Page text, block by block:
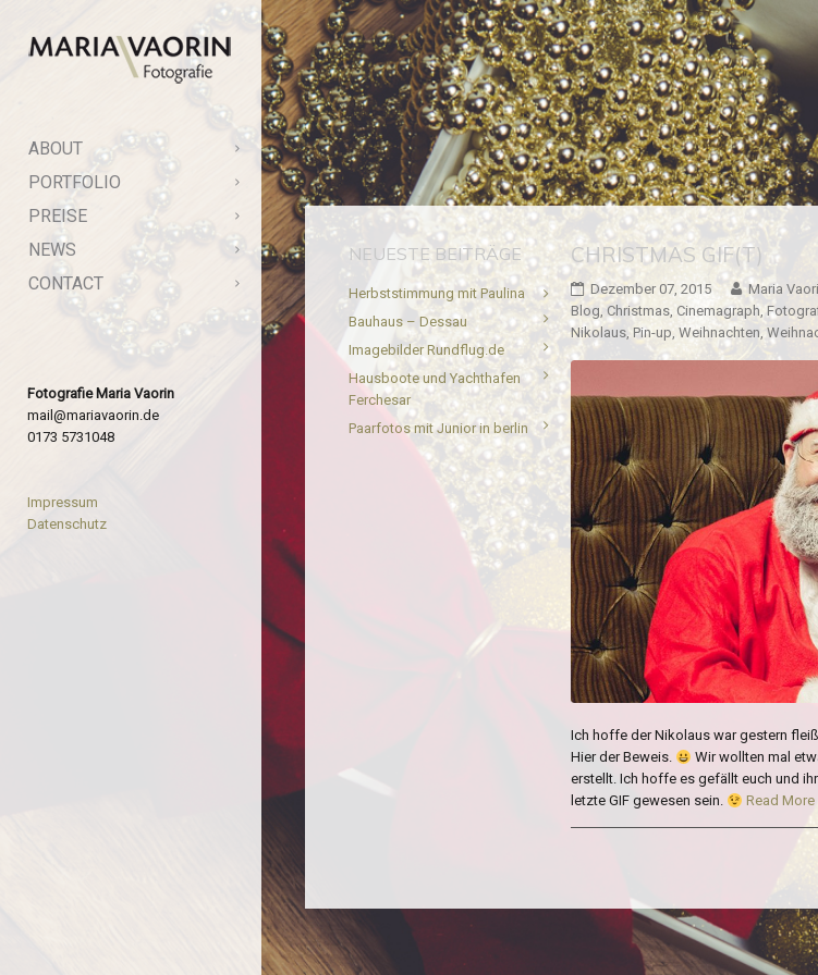
ABOUT
PORTFOLIO
PREISE
NEWS
CONTACT
Fotografie Maria Vaorin
mail@mariavaorin.de
0173 5731048
Impressum
Datenschutz
CHRISTMAS GIF(T)
Dezember 07, 2015 Maria
Blog Christmas Cinemagraph
Nikolaus Pin-up Weihnachten
Ich hoffe der Nikolaus war gestern
Hier der Beweis.
Wir wollten mal
erstellt. Ich hoffe es gefällt euch und
letzte GIF gewesen sein.
Read More
NEUESTE BEITRÄGE
Herbststimmung mit Paulina
Bauhaus – Dessau
Imagebilder Rundflug.de
Hausboote und Yachthafen
Ferchesar
Paarfotos mit Junior in berlin